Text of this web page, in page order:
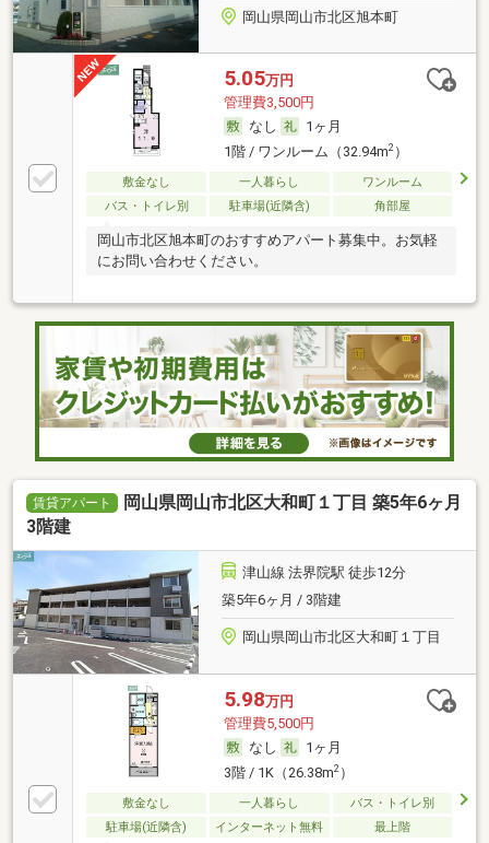
岡山県岡山市北区旭本町
5.05万円
管理費3,500円
なし
1ヶ月
1階 / ワンルーム（32.94m2）
敷金なし 一人暮らし
ワンルーム
バス・トイレ別
駐車場(近隣含) 角部屋
岡山市北区旭本町のおすすめアパート募集中。お気軽
にお問い合わせください。
賃貸アパート
岡山県岡山市北区大和町１丁目 築5年6ヶ月
3階建
津山線 法界院駅 徒歩12分
築5年6ヶ月 / 3階建
岡山県岡山市北区大和町１丁目
5.98万円
管理費5,500円
なし
1ヶ月
3階 / 1K（26.38m2）
敷金なし 一人暮らし
バス・トイレ別
駐車場(近隣含)
インターネット無料 最上階